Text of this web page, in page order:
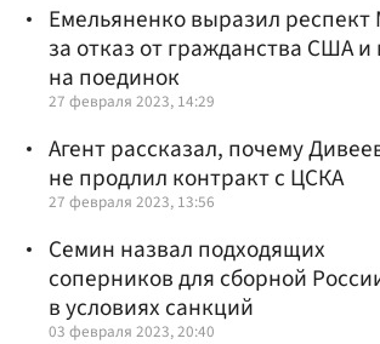
Емельяненко выразил респект
за отказ от гражданства США и
на поединок
27 февраля 2023, 14:29
Агент рассказал, почему
не продлил контракт с ЦСКА
27 февраля 2023, 13:56
Семин назвал подходящих
соперников для сборной
в условиях санкций
03 февраля 2023, 20:40